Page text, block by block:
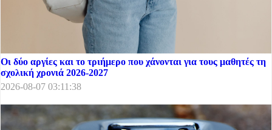
Οι δύο αργίες και το τριήμερο που χάνονται για τους μαθητές τη
σχολική χρονιά 2026-2027
2026-08-07 03:11:38